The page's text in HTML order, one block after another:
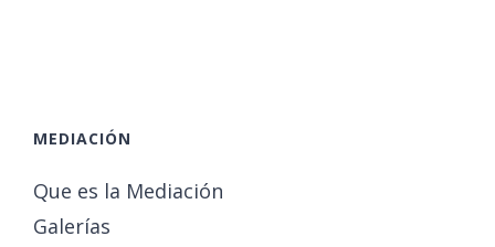
MEDIACIÓN
Que es la Mediación
Galerías